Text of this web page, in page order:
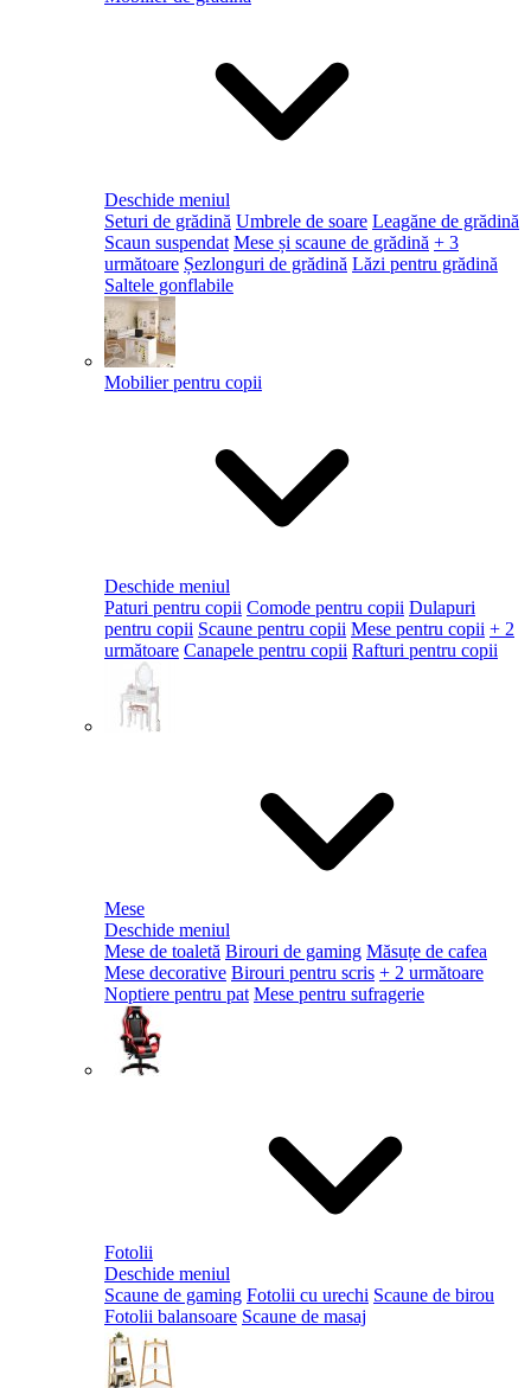
Deschide meniul
Seturi de grădină Umbrele de soare Leagăne de grădină
Scaun suspendat Mese și scaune de grădină + 3
următoare Șezlonguri de grădină Lăzi pentru grădină
Saltele gonflabile
Mobilier pentru copii
Deschide meniul
Paturi pentru copii Comode pentru copii Dulapuri
pentru copii Scaune pentru copii Mese pentru copii + 2
următoare Canapele pentru copii Rafturi pentru copii
Mese
Deschide meniul
Mese de toaletă Birouri de gaming Măsuțe de cafea
Mese decorative Birouri pentru scris + 2 următoare
Noptiere pentru pat Mese pentru sufragerie
Fotolii
Deschide meniul
Scaune de gaming Fotolii cu urechi Scaune de birou
Fotolii balansoare Scaune de masaj